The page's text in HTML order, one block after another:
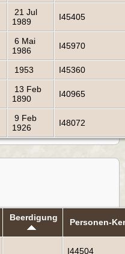
21 Jul
1989
I45405
6 Mai
1986
I45970
1953 I45360
13 Feb
1890
I40965
9 Feb
1926
I48072
Beerdigung Personen-
I44504